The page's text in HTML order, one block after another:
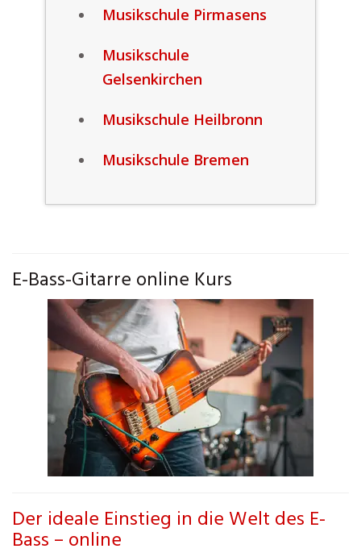
Musikschule Pirmasens
Musikschule
Gelsenkirchen
Musikschule Heilbronn
Musikschule Bremen
E-Bass-Gitarre online Kurs
Der ideale Einstieg in die Welt des E-
Bass – online